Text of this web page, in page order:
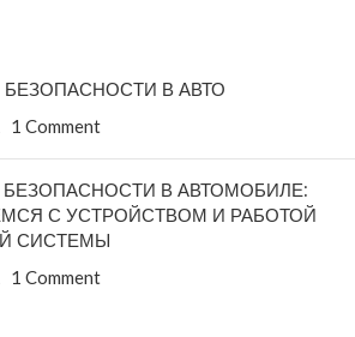
В АВТО
1 Comment
В АВТОМОБИЛЕ:
С УСТРОЙСТВОМ И РАБОТОЙ
СИСТЕМЫ
1 Comment